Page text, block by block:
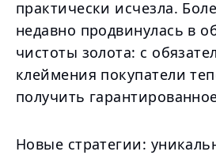
практически исчезла.
недавно продвинулась в
чистоты золота: с
клеймения покупатели
получить
Новые стратегии: